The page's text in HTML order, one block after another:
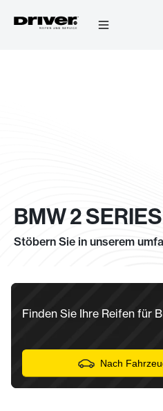
BMW 2
Stöbern Sie in unserem
Finden Sie Ihre Reifen für
Nach